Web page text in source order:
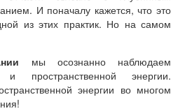
И поначалу кажется, что это
из этих практик. Но на самом
мы осознанно наблюдаем
и пространственной энергии.
энергии во многом